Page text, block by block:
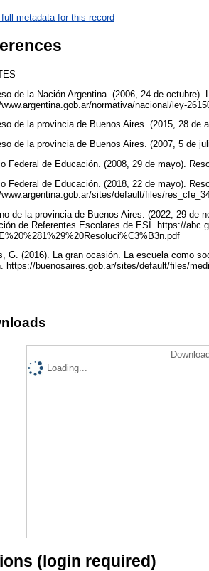
metadata for this record
de la Nación Argentina. (2006, 24 de
normativa/nacional/ley-
de la provincia de Buenos Aires. (2015, 28
de la provincia de Buenos Aires. (2007, 5 de
Federal de Educación. (2008, 29 de mayo).
Federal de Educación. (2018, 22 de mayo).
sites/default/files/
de la provincia de Buenos Aires. (2022, 29 de
de Referentes Escolares de ESI. https://
G. (2016). La gran ocasión. La escuela como
https://buenosaires.gob.ar/sites/default/files/
Loading...
(login required)